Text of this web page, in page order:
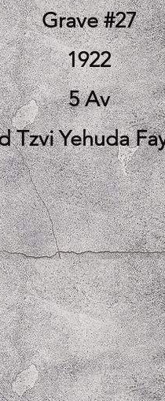
Grave #27
1922
5 Av
Tzvi Yehuda